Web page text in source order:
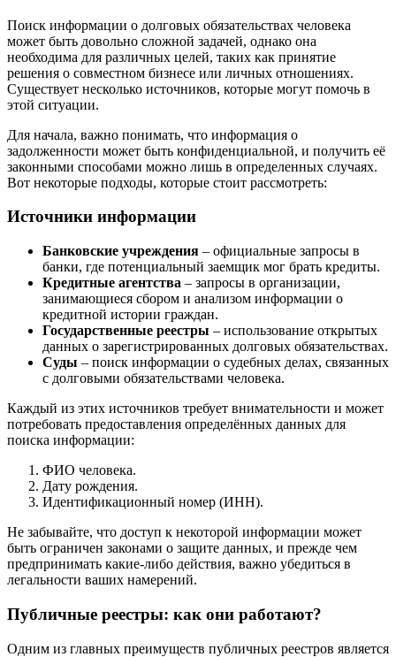
Поиск информации о долговых обязательствах человека
может быть довольно сложной задачей, однако она
необходима для различных целей, таких как принятие
решения о совместном бизнесе или личных отношениях.
Существует несколько источников, которые могут помочь в
этой ситуации.
Для начала, важно понимать, что информация о
задолженности может быть конфиденциальной, и получить её
законными способами можно лишь в определенных случаях.
Вот некоторые подходы, которые стоит рассмотреть:
Источники информации
Банковские учреждения – официальные запросы в
банки, где потенциальный заемщик мог брать кредиты.
Кредитные агентства – запросы в организации,
занимающиеся сбором и анализом информации о
кредитной истории граждан.
Государственные реестры – использование открытых
данных о зарегистрированных долговых обязательствах.
Суды – поиск информации о судебных делах, связанных
с долговыми обязательствами человека.
Каждый из этих источников требует внимательности и может
потребовать предоставления определённых данных для
поиска информации:
ФИО человека.
Дату рождения.
Идентификационный номер (ИНН).
Не забывайте, что доступ к некоторой информации может
быть ограничен законами о защите данных, и прежде чем
предпринимать какие-либо действия, важно убедиться в
легальности ваших намерений.
Публичные реестры: как они работают?
Одним из главных преимуществ публичных реестров является